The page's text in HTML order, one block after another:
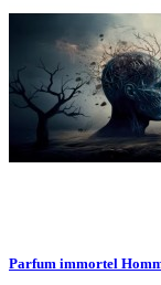
Parfum immortel